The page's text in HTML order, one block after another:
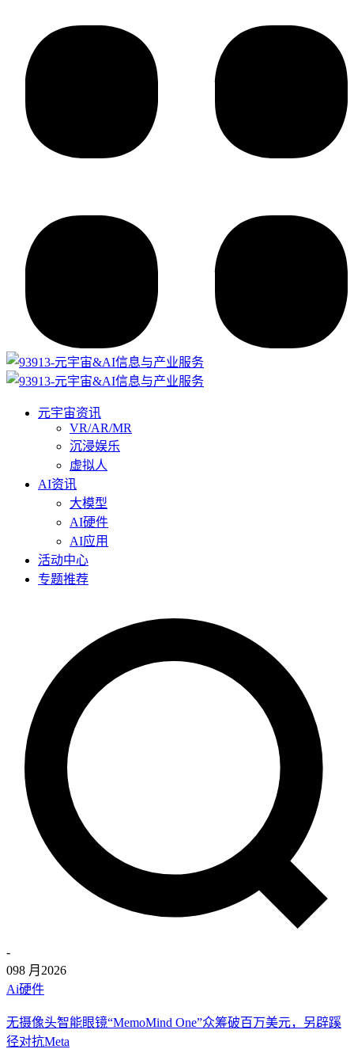
元宇宙资讯
VR/AR/MR
沉浸娱乐
虚拟人
AI资讯
大模型
AI硬件
AI应用
活动中心
专题推荐
-
098 月 2026
Ai硬件
无摄像头智能眼镜“MemoMind One”众筹破百万美元，另辟蹊
径对抗Meta